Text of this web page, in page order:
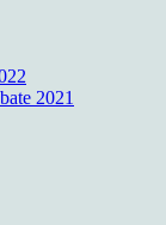
2021